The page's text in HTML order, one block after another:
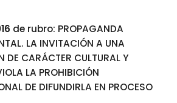
de rubro: PROPAGANDA
LA INVITACIÓN A UNA
DE CARÁCTER CULTURAL Y
LA PROHIBICIÓN
DE DIFUNDIRLA EN PROCESO